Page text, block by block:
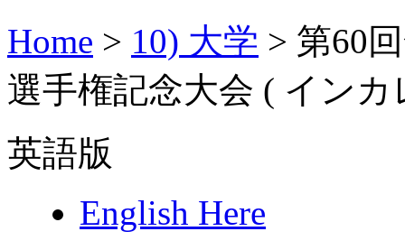
Home > 10) 大学 > 第60
選手権記念大会 ( インカ
英語版
English Here